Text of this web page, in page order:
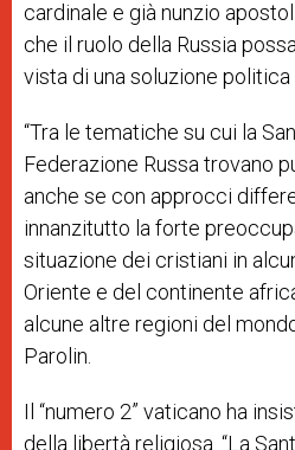
cardinale e già nunzio
che il ruolo della Russia
vista di una soluzione politica
“Tra le tematiche su cui la
Federazione Russa trovano
anche se con approcci
innanzitutto la forte
situazione dei cristiani in
Oriente e del continente
alcune altre regioni del
Parolin.
Il “numero 2” vaticano ha
della libertà religiosa. “La